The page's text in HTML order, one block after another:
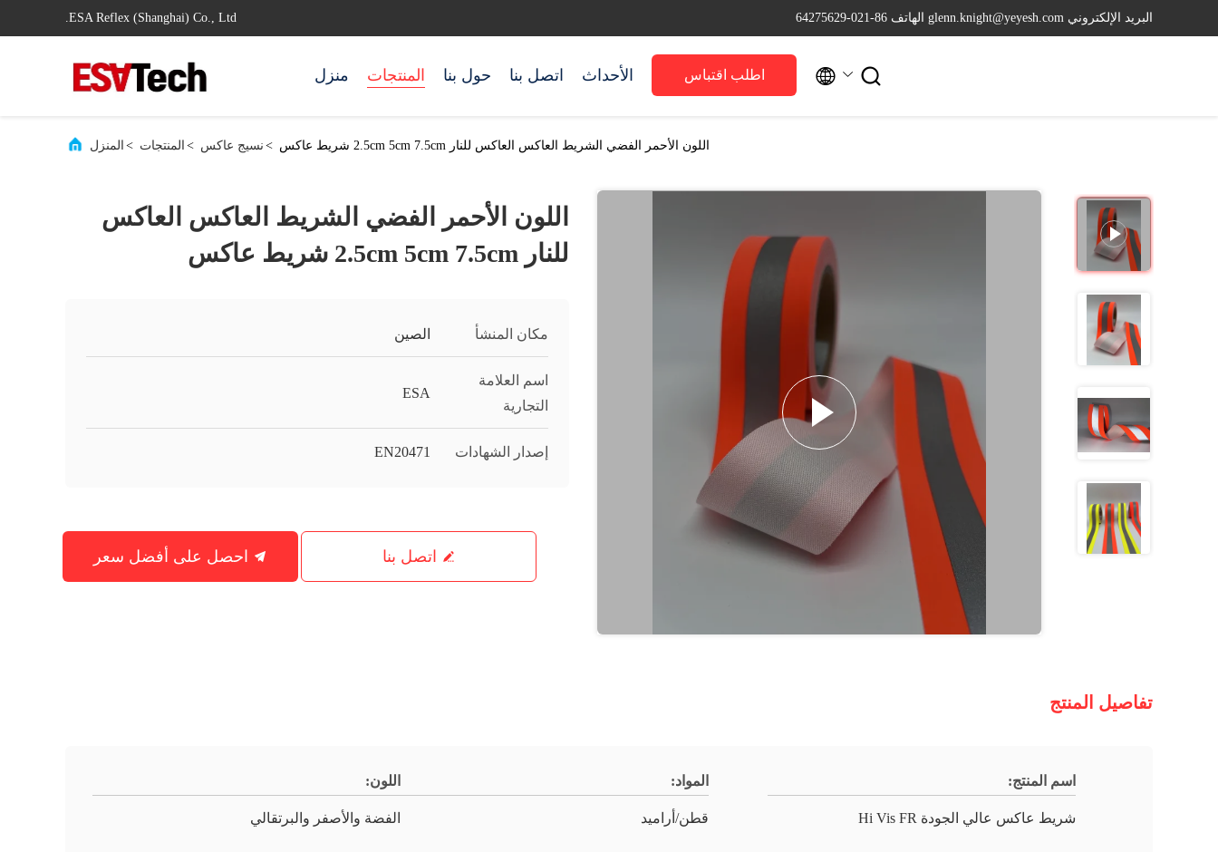
ESA Reflex (Shanghai) Co., Ltd. البريد الإلكتروني glenn.knight@yeyesh.com الهاتف 86-021-64275629
منزل المنتجات حول بنا اتصل بنا الأحداث اطلب اقتباس  
المنزل > المنتجات > نسيج عاكس > اللون الأحمر الفضي الشريط العاكس العاكس للنار 2.5cm 5cm 7.5cm شريط عاكس
اللون الأحمر الفضي الشريط العاكس العاكس
للنار 2.5cm 5cm 7.5cm شريط عاكس
مكان المنشأ الصين
اسم العلامة
التجارية
ESA
إصدار الشهادات EN20471
اتصل بنا
تفاصيل المنتج
اسم المنتج:
شريط عاكس عالي الجودة Hi Vis FR
المواد:
قطن/أراميد
اللون:
الفضة والأصفر والبرتقالي